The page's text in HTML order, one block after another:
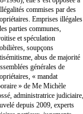
commises par des
Emprises illégales
parties communes,
et spéculation
soupçons
abus de majorité
générales de
« mandat
» de Me Michèle
administratrice judiciaire,
depuis 2009, experts